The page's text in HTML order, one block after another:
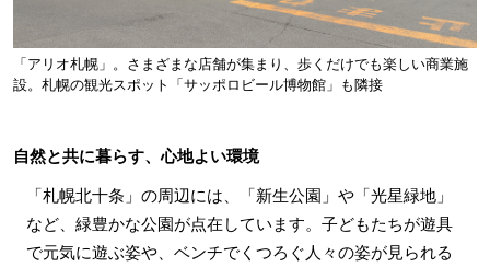
「アリオ札幌」。さまざまな店舗が集まり、歩くだけでも楽しい商業施
設。札幌の観光スポット「サッポロビール博物館」も隣接
自然と共に暮らす、心地よい環境
「札幌北十条」の周辺には、「新生公園」や「光星緑地」
など、緑豊かな公園が点在しています。子どもたちが遊具
で元気に遊ぶ姿や、ベンチでくつろぐ人々の姿が見られる